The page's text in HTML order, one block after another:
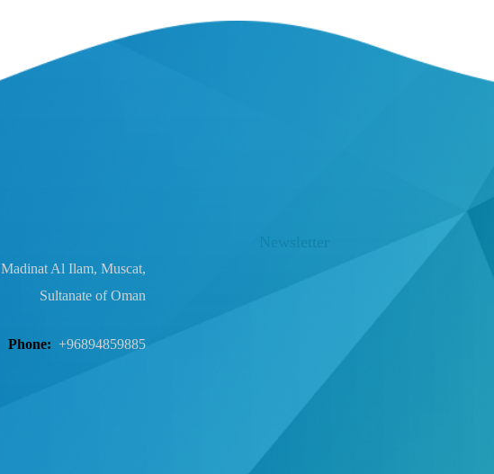
Madinat Al Ilam, Muscat,
Sultanate of Oman
Phone: +96894859885